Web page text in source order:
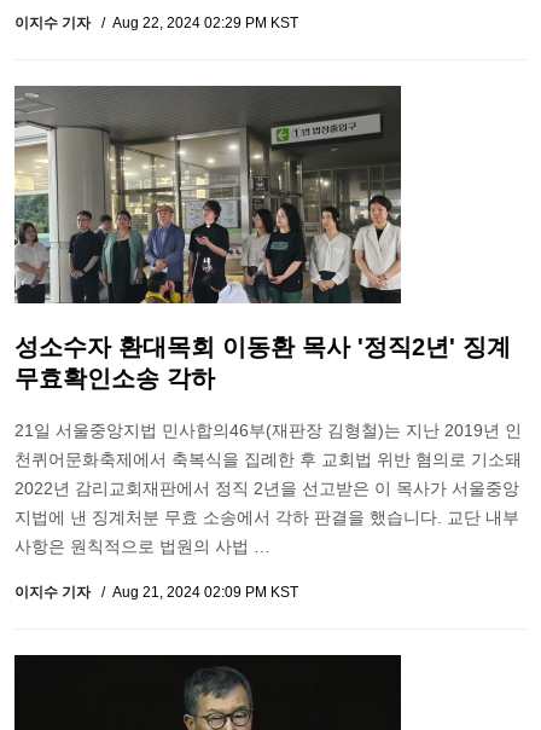
이지수 기자 Aug 22, 2024 02:29 PM KST
성소수자 환대목회 이동환 목사 '정직2년' 징계
무효확인소송 각하
21일 서울중앙지법 민사합의46부(재판장 김형철)는 지난 2019년 인
천퀴어문화축제에서 축복식을 집례한 후 교회법 위반 혐의로 기소돼
2022년 감리교회재판에서 정직 2년을 선고받은 이 목사가 서울중앙
지법에 낸 징계처분 무효 소송에서 각하 판결을 했습니다. 교단 내부
사항은 원칙적으로 법원의 사법 …
이지수 기자 Aug 21, 2024 02:09 PM KST